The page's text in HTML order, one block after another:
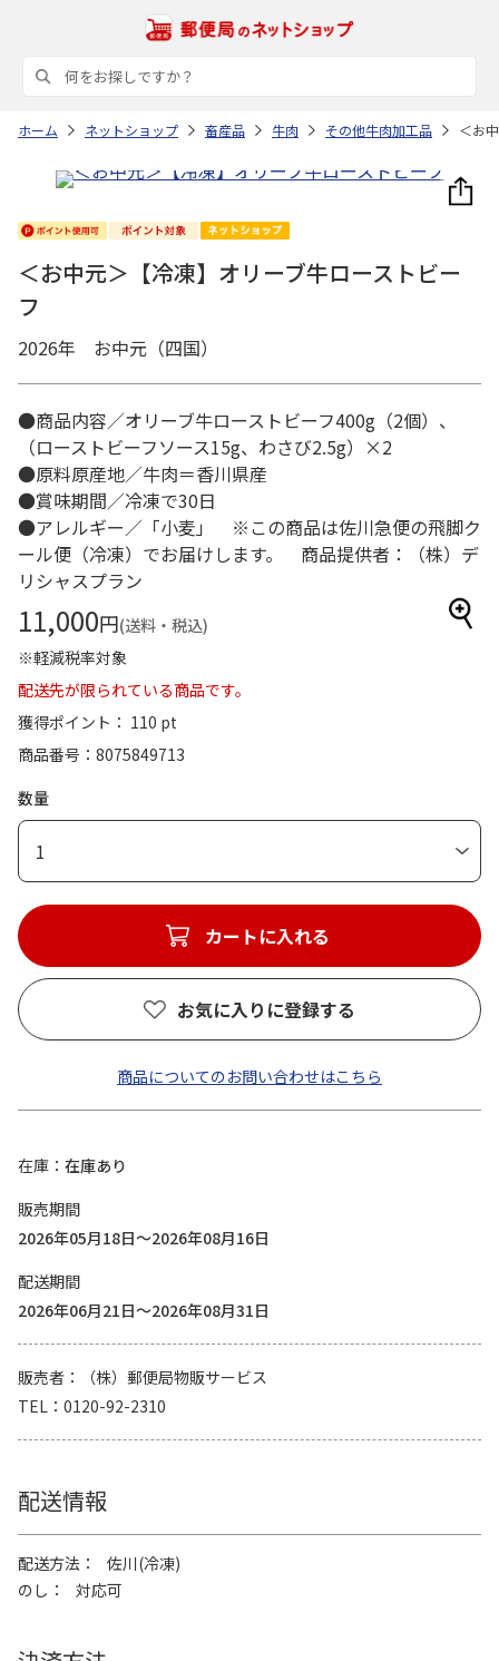
ホーム ネットショップ 畜産品 牛肉 その他牛肉加工品 ＜お
＜お中元＞【冷凍】オリーブ牛ローストビー
フ
2026年 お中元（四国）
●商品内容／オリーブ牛ローストビーフ400g（2個）、
（ローストビーフソース15g、わさび2.5g）×2
●原料原産地／牛肉＝香川県産
●賞味期間／冷凍で30日
●アレルギー／「小麦」 ※この商品は佐川急便の飛脚ク
ール便（冷凍）でお届けします。 商品提供者：（株）デ
リシャスプラン
11,000円(送料・税込)
※軽減税率対象
配送先が限られている商品です。
獲得ポイント： 110 pt
商品番号
8075849713
数量
1
カートに入れる
お気に入りに登録する
商品についてのお問い合わせはこちら
在庫
在庫あり
販売期間
2026年05月18日～2026年08月16日
配送期間
2026年06月21日～2026年08月31日
販売者
（株）郵便局物販サービス
TEL
0120-92-2310
配送情報
配送方法
佐川(冷凍)
のし
対応可